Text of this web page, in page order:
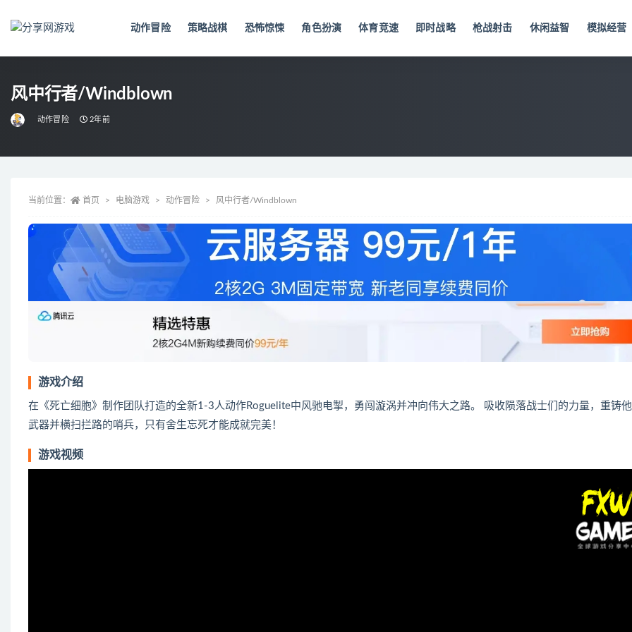
动作冒险 策略战棋 恐怖惊悚 角色扮演 体育竞速 即时战略 枪战射击 休闲益智 模拟经营
风中行者/Windblown
动作冒险 2年前
当前位置： 首页 电脑游戏 动作冒险 风中行者/Windblown
游戏介绍
在《死亡细胞》制作团队打造的全新1-3人动作Roguelite中风驰电掣，勇闯漩涡并冲向伟大之路。 吸收陨落战士们的力量，重铸
武器并横扫拦路的哨兵，只有舍生忘死才能成就完美！
游戏视频